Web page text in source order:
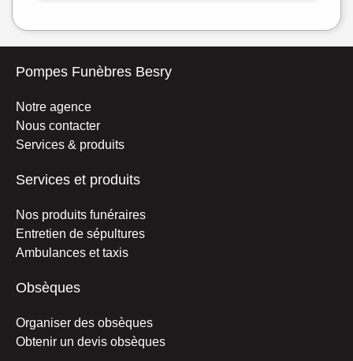
Pompes Funèbres Besry
Notre agence
Nous contacter
Services & produits
Services et produits
Nos produits funéraires
Entretien de sépultures
Ambulances et taxis
Obsèques
Organiser des obsèques
Obtenir un devis obsèques